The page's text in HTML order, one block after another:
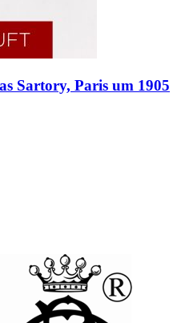
Sartory, Paris um 1905